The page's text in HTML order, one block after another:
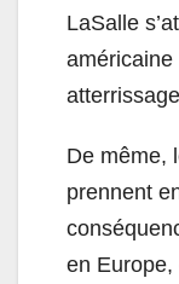
LaSalle
américaine
De même,
prennent
en Europe,